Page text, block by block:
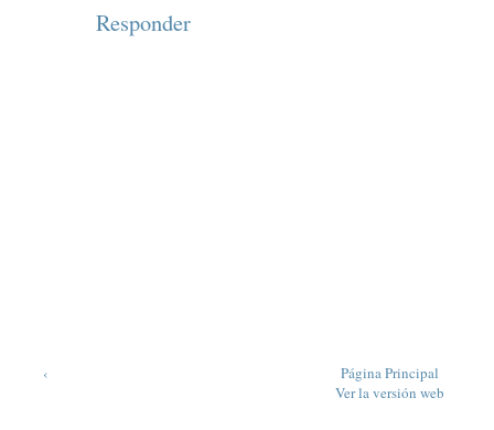
Responder
‹
Página Principal
Ver la versión web